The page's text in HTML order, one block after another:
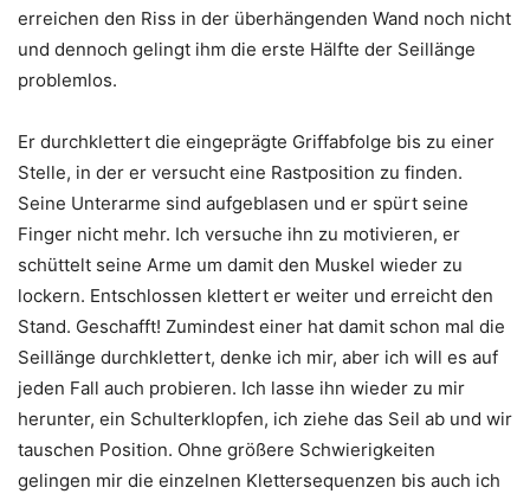
erreichen den Riss in der überhängenden Wand noch nicht
und dennoch gelingt ihm die erste Hälfte der Seillänge
problemlos.
Er durchklettert die eingeprägte Griffabfolge bis zu einer
Stelle, in der er versucht eine Rastposition zu finden.
Seine Unterarme sind aufgeblasen und er spürt seine
Finger nicht mehr. Ich versuche ihn zu motivieren, er
schüttelt seine Arme um damit den Muskel wieder zu
lockern. Entschlossen klettert er weiter und erreicht den
Stand. Geschafft! Zumindest einer hat damit schon mal die
Seillänge durchklettert, denke ich mir, aber ich will es auf
jeden Fall auch probieren. Ich lasse ihn wieder zu mir
herunter, ein Schulterklopfen, ich ziehe das Seil ab und wir
tauschen Position. Ohne größere Schwierigkeiten
gelingen mir die einzelnen Klettersequenzen bis auch ich